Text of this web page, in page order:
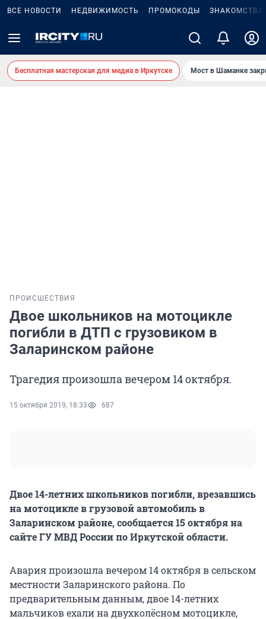
ВСЕ НОВОСТИ НЕДВИЖИМОСТЬ ПРОМОКОДЫ ЗНАКОМСТВА
Бесплатная мастерская для медиа в Иркутске Мост в Шаманке
ПРОИСШЕСТВИЯ
Двое школьников на мотоцикле
погибли в ДТП с грузовиком в
Заларинском районе
Трагедия произошла вечером 14 октября.
15 октября 2019, 18:33 687
Двое 14-летних школьников погибли, врезавшись
на мотоцикле в грузовой автомобиль в
Заларинском районе, сообщается 15 октября на
сайте ГУ МВД России по Иркутской области.
Авария произошла вечером 14 октября в сельском
местности Заларинского района. По
предварительным данным, двое 14-летних
мальчиков ехали на двухколёсном мотоцикле,